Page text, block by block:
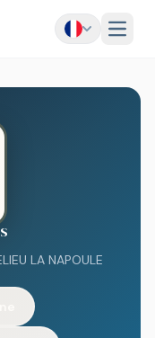
Menu
LA NAPOULE